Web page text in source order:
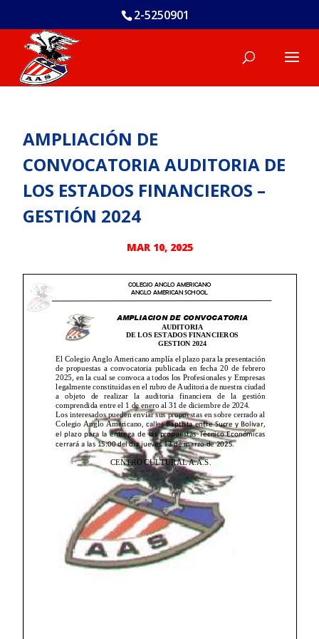
2-5250901
AMPLIACIÓN DE
CONVOCATORIA AUDITORIA DE
LOS ESTADOS FINANCIEROS –
GESTIÓN 2024
MAR 10, 2025